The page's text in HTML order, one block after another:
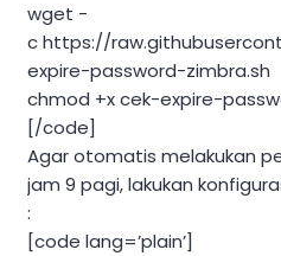
wget -
c https://
expire-password-zimbra.sh
chmod +x cek-expire-
[/code]
Agar otomatis melakukan
jam 9 pagi, lakukan
:
[code lang=’plain’]